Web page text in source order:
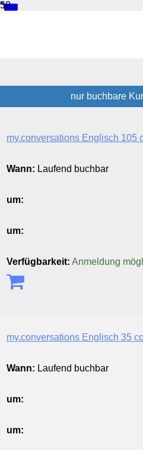
nur buchbare
können
werden.
my.conversations Englisch 105
Wann: Laufend buchbar
um:
um:
Verfügbarkeit: Anmeldung
my.conversations Englisch 35
Wann: Laufend buchbar
um:
um: